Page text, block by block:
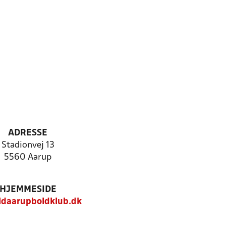
ADRESSE
Stadionvej 13
5560 Aarup
HJEMMESIDE